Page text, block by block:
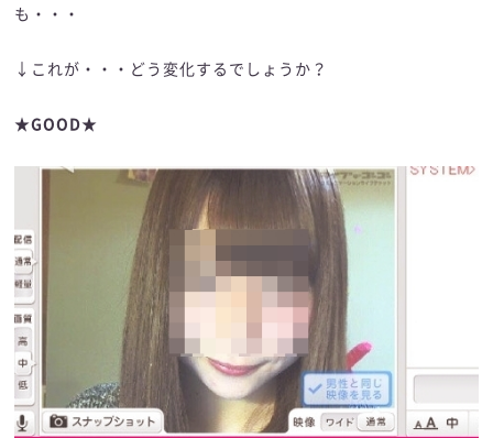
も・・・
↓これが・・・どう変化するでしょうか？
★GOOD★